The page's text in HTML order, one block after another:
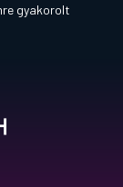
gyakorolt